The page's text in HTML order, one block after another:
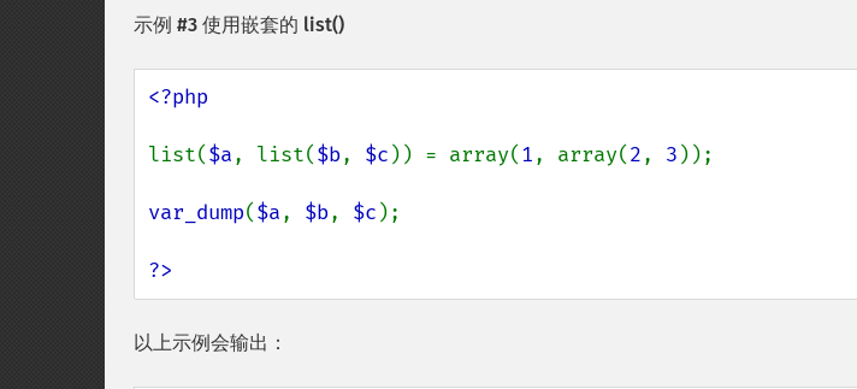
示例 #3 使用嵌套的 list()
<?php
list($a, list($b, $c )) = array(1, array(2, 3 ));
var_dump($a, $b, $c );
?>
以上示例会输出：